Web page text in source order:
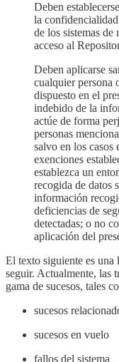
Deben
la
de los sistemas
acceso al
Deben aplicarse
cualquier persona
dispuesto en el
indebido de la
actúe de forma
personas
salvo en los casos
exenciones
establezca un
recogida de datos
información
deficiencias de
detectadas; o no
aplicación del
El texto siguiente es una
seguir. Actualmente, las
gama de sucesos, tales
sucesos
sucesos en vuelo
fallos del sistema